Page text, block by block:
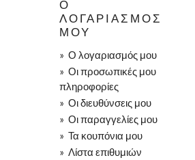
Ο
ΛΟΓΑΡΙΑΣΜΌΣ
ΜΟΥ
» Ο λογαριασμός μου
» Οι προσωπικές μου
πληροφορίες
» Οι διευθύνσεις μου
» Οι παραγγελίες μου
» Τα κουπόνια μου
» Λίστα επιθυμιών